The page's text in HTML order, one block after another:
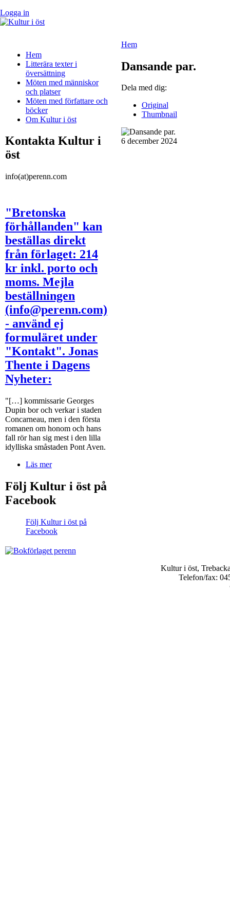
Logga in
Hem
Dansande par.
Dela med dig:
Original
Thumbnail
6 december 2024
Hem
Litterära texter i
översättning
Möten med människor
och platser
Möten med författare och
böcker
Om Kultur i öst
Kontakta Kultur i
öst
info(at)perenn.com
"Bretonska
förhållanden" kan
beställas direkt
från förlaget: 214
kr inkl. porto och
moms. Mejla
beställningen
(info@perenn.com)
- använd ej
formuläret under
"Kontakt". Jonas
Thente i Dagens
Nyheter:
"[…] kommissarie Georges
Dupin bor och verkar i staden
Concarneau, men i den första
romanen om honom och hans
fall rör han sig mest i den lilla
idylliska småstaden Pont Aven.
Läs mer
Följ Kultur i öst på
Facebook
Följ Kultur i öst på
Facebook
Kultur i öst,
Telefon/fax: